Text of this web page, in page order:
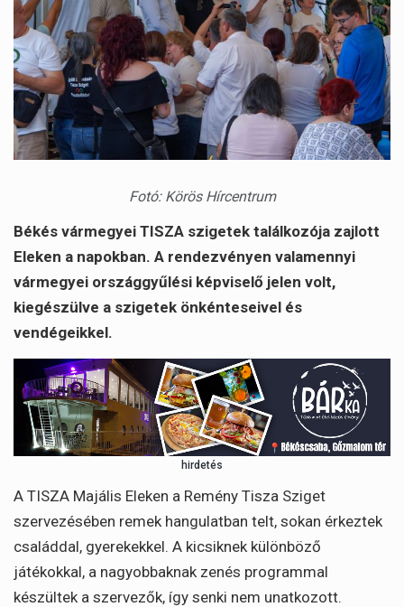
Fotó: Körös Hírcentrum
Békés vármegyei TISZA szigetek találkozója zajlott
Eleken a napokban. A rendezvényen valamennyi
vármegyei országgyűlési képviselő jelen volt,
kiegészülve a szigetek önkénteseivel és
vendégeikkel.
hirdetés
A TISZA Majális Eleken a Remény Tisza Sziget
szervezésében remek hangulatban telt, sokan érkeztek
családdal, gyerekekkel. A kicsiknek különböző
játékokkal, a nagyobbaknak zenés programmal
készültek a szervezők, így senki nem unatkozott.